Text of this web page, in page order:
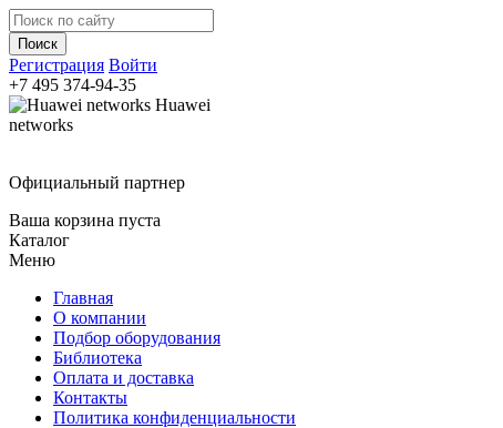
Регистрация Войти
+7 495 374-94-35
Huawei
networks
Официальный партнер
Ваша корзина пуста
Каталог
Меню
Главная
О компании
Подбор оборудования
Библиотека
Оплата и доставка
Контакты
Политика конфиденциальности